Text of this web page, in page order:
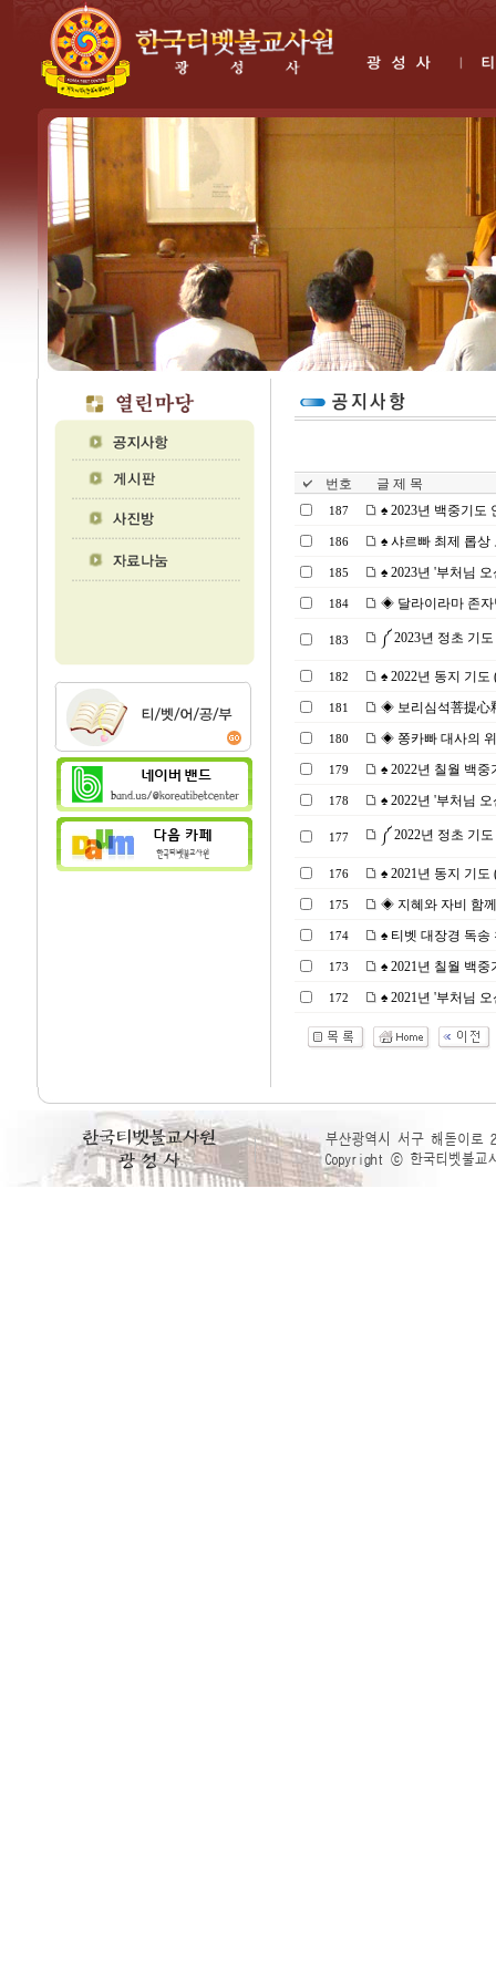
번호 글 제 목
187 ♠ 2023년 백중기도
186 ♠ 샤르빠 최제 롭상
185 ♠ 2023년 '부처님
184 ◈ 달라이라마 존자
183 ༼ 2023년 정초 기
182 ♠ 2022년 동지 기도
181 ◈ 보리심석菩提心
180 ◈ 쫑카빠 대사의 위
179 ♠ 2022년 칠월 백중
178 ♠ 2022년 '부처님
177 ༼ 2022년 정초 기
176 ♠ 2021년 동지 기도
175 ◈ 지혜와 자비 함께
174 ♠ 티벳 대장경 독송
173 ♠ 2021년 칠월 백중
172 ♠ 2021년 '부처님